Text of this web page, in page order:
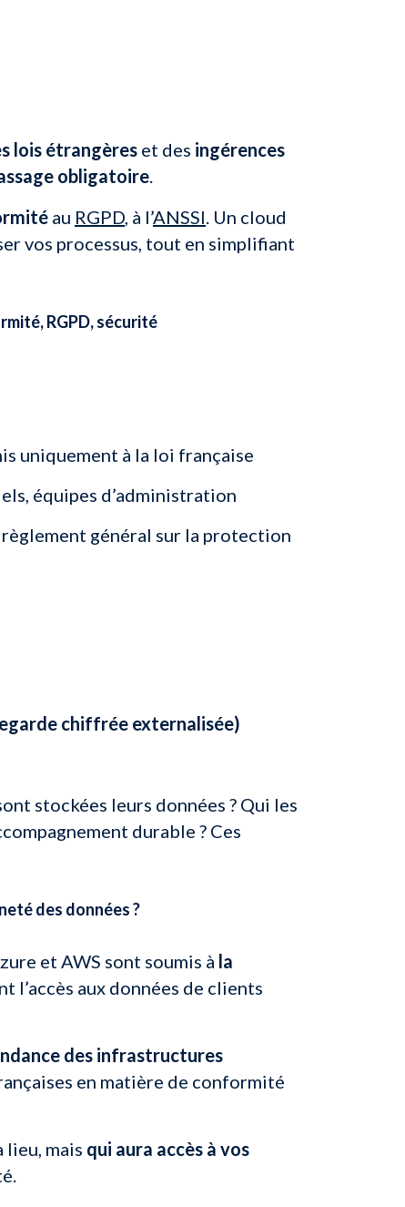
lois étrangères et des ingérences
obligatoire
au RGPD , à l’ANSSI . Un cloud
vos processus, tout en simplifiant
RGPD, sécurité
uniquement à la loi française
équipes d’administration
règlement général sur la protection
chiffrée externalisée)
sont stockées leurs données ? Qui les
durable ? Ces
des données ?
et AWS sont soumis à la
l’accès aux données de clients
des infrastructures
en matière de conformité
lieu, mais qui aura accès à vos